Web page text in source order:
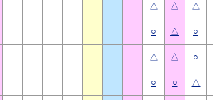
△ △ △
○ △ ○
△ △ ○
○ ○ △